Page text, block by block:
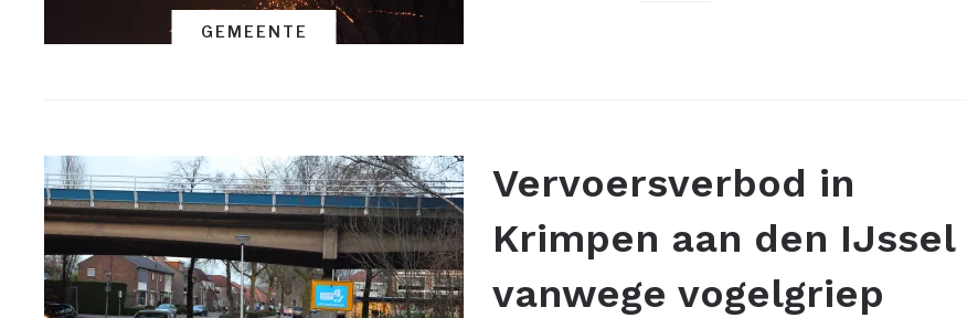
GEMEENTE
Vervoersverbod in
Krimpen aan den IJssel
vanwege vogelgriep